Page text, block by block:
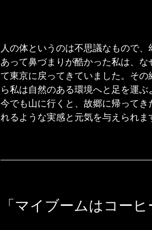
人の体というのは不思議なもので
あって鼻づまりが酷かった私は、
て東京に戻ってきていました。そ
ら私は自然のある環境へと足を運ぶ
今でも山に行くと、故郷に帰って
れるような実感と元気を与えられま
「マイブームはコーヒ